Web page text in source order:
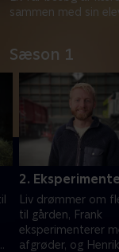
sammen med sin
Sæson 1
2.
Liv drømmer om
til gården, Frank
eksperimenterer
afgrøder, og